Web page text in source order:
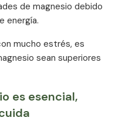
de magnesio debido
energía.
mucho estrés, es
sean superiores
es esencial,